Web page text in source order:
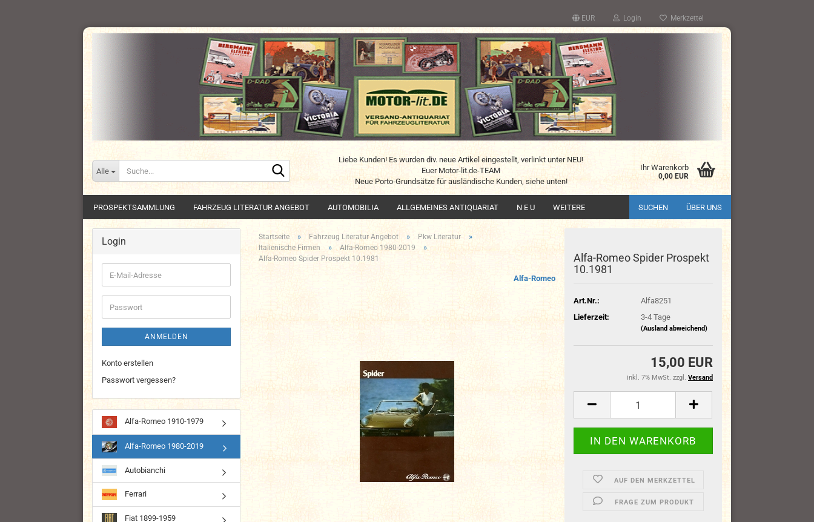
EUR Login Merkzettel
Alle
Suche...
Liebe Kunden! Es wurden div. neue Artikel eingestellt, verlinkt unter NEU!
Euer Motor-lit.de-TEAM
Neue Porto-Grundsätze für ausländische Kunden, siehe unten!
Ihr Warenkorb
0,00 EUR
PROSPEKTSAMMLUNG FAHRZEUG LITERATUR ANGEBOT AUTOMOBILIA ALLGEMEINES ANTIQUARIAT N E U SUCHEN ÜBER UNS
WEITERE
Startseite » Fahrzeug Literatur Angebot » Pkw Literatur »
Italienische Firmen » Alfa-Romeo 1980-2019 »
Alfa-Romeo Spider Prospekt 10.1981
Alfa-Romeo
Alfa-Romeo Spider Prospekt
10.1981
Art.Nr.:
Alfa8251
Lieferzeit:
3-4 Tage
(Ausland abweichend)
15,00 EUR
inkl. 7% MwSt. zzgl. Versand
AUF DEN MERKZETTEL
FRAGE ZUM PRODUKT
Login
E-
Mail-
Adresse
Passwort
ANMELDEN
Konto erstellen
Passwort vergessen?
Alfa-Romeo 1910-1979
Alfa-Romeo 1980-2019
Autobianchi
Ferrari
Fiat 1899-1959